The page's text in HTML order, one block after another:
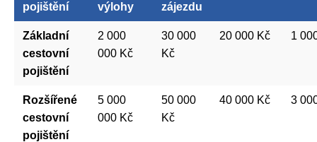
pojištění
výlohy
zájezdu
Základní
cestovní
pojištění
2 000
000 Kč
30 000
Kč
20 000 Kč 1
Rozšířené
cestovní
pojištění
5 000
000 Kč
50 000
Kč
40 000 Kč 3